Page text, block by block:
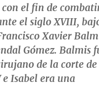
el fin de
el siglo XVIII,
Xavier
Gómez. Balmis
de la corte de
e Isabel era una